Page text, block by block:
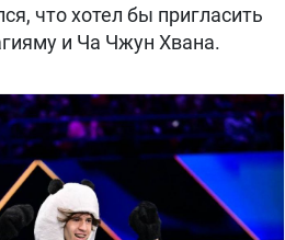
что хотел бы пригласить
и Ча Чжун Хвана.